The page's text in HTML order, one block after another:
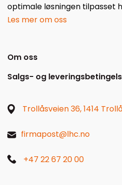
optimale løsningen tilpasset
Les mer om oss
Om oss
Salgs- og
Trollåsveien 36, 1414
firmapost@lhc.no
+47 22 67 20 00